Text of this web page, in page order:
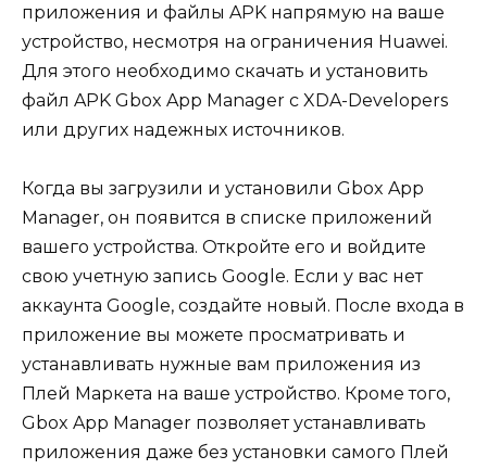
приложения и файлы APK напрямую на ваше
устройство, несмотря на ограничения Huawei.
Для этого необходимо скачать и установить
файл APK Gbox App Manager с XDA-Developers
или других надежных источников.
Когда вы загрузили и установили Gbox App
Manager, он появится в списке приложений
вашего устройства. Откройте его и войдите
свою учетную запись Google. Если у вас нет
аккаунта Google, создайте новый. После входа в
приложение вы можете просматривать и
устанавливать нужные вам приложения из
Плей Маркета на ваше устройство. Кроме того,
Gbox App Manager позволяет устанавливать
приложения даже без установки самого Плей